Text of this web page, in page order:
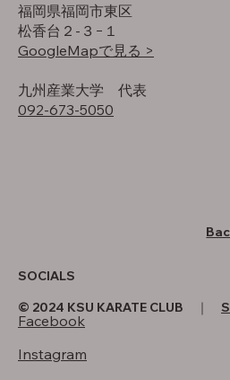
福岡県福岡市東区
松香台２-３−１
GoogleMapで見る >
​九州産業大学 代表
092-673-5050
SOCIALS
Facebook
Instagram
© 2024 KSU KARATE CLUB ｜